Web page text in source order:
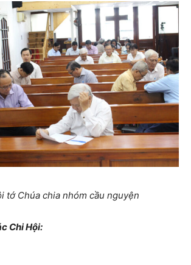
tớ Chúa chia nhóm cầu nguyện
Chi Hội: